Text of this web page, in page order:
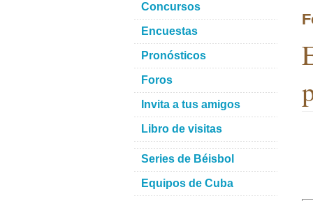
Concursos
Encuestas
Pronósticos
Foros
Invita a tus amigos
Libro de visitas
Series de Béisbol
Equipos de Cuba